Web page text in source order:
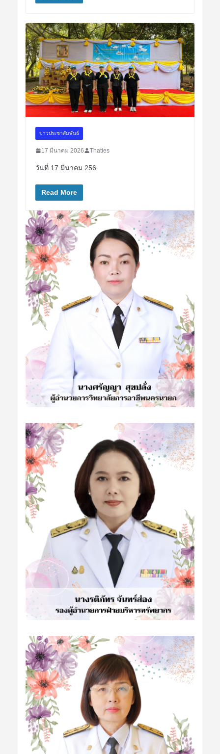
ข่าวประชาสัมพันธ์
17 มีนาคม 2026 Thaties
วันที่ 17 มีนาคม 256
Read More